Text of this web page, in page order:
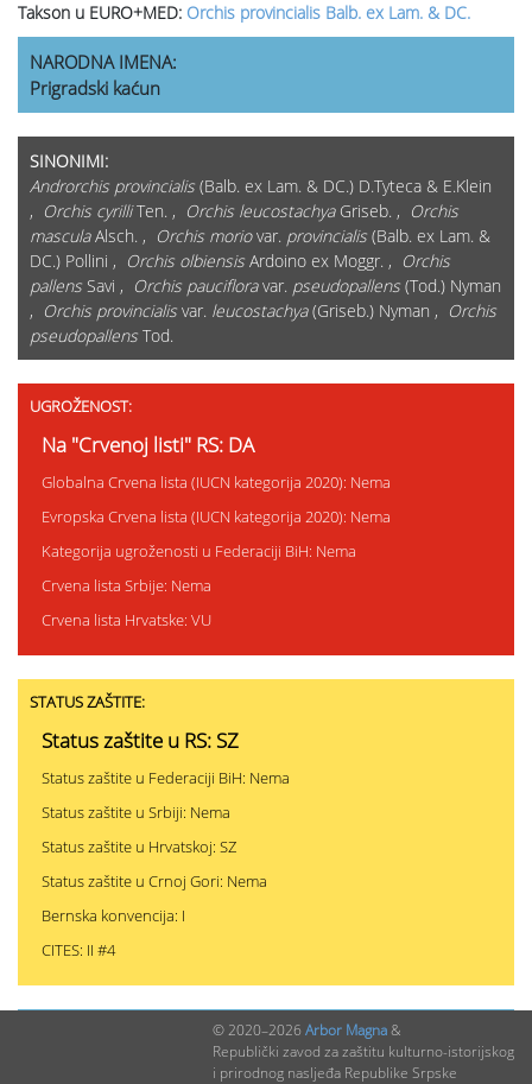
Takson u EURO+MED: Orchis provincialis Balb. ex Lam. & DC.
NARODNA IMENA:
Prigradski kaćun
SINONIMI:
Androrchis provincialis (Balb. ex Lam. & DC.) D.Tyteca & E.Klein
, Orchis cyrilliTen. , Orchis leucostachyaGriseb. , Orchis
masculaAlsch. , Orchis moriovar. provincialis (Balb. ex Lam. &
DC.) Pollini , Orchis olbiensis Ardoino ex Moggr. , Orchis
pallens Savi , Orchis paucifloravar. pseudopallens (Tod.) Nyman
, Orchis provincialis var. leucostachya(Griseb.) Nyman , Orchis
pseudopallens Tod.
UGROŽENOST:
Na "Crvenoj listi" RS: DA
Globalna Crvena lista (IUCN kategorija 2020): Nema
Evropska Crvena lista (IUCN kategorija 2020): Nema
Kategorija ugroženosti u Federaciji BiH: Nema
Crvena lista Srbije: Nema
Crvena lista Hrvatske: VU
STATUS ZAŠTITE:
Status zaštite u RS: SZ
Status zaštite u Federaciji BiH: Nema
Status zaštite u Srbiji: Nema
Status zaštite u Hrvatskoj: SZ
Status zaštite u Crnoj Gori: Nema
Bernska konvencija: I
CITES: II #4
PODACI O NALAZIMA (ukupno 0)
© 2020–2026 Arbor Magna&
Republički zavod za zaštitu kulturno-istorijskog
i prirodnog nasljeđa Republike Srpske